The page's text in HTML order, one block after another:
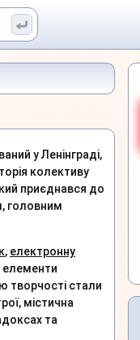
у Ленінграді,
колективу
приєднався до
головним
, електронну
елементи
творчості стали
містична
та